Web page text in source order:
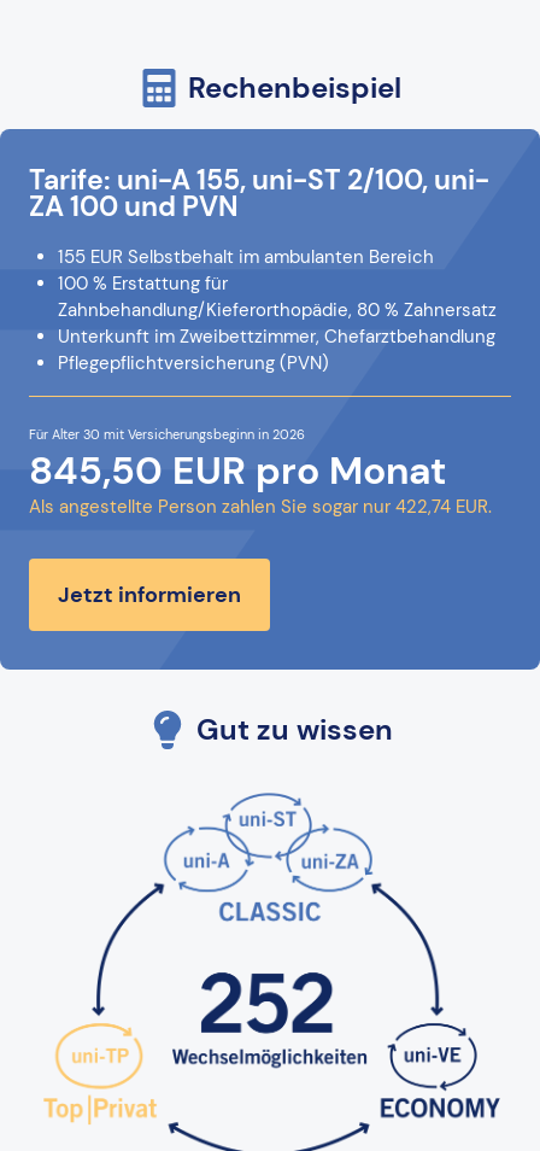
Rechenbeispiel
Tarife: uni-A 155, uni-ST 2/100, uni-
ZA 100 und PVN
155 EUR Selbstbehalt im ambulanten Bereich
100 % Erstattung für
Zahnbehandlung/Kieferorthopädie, 80 % Zahnersatz
Unterkunft im Zweibettzimmer, Chefarztbehandlung
Pflegepflichtversicherung (PVN)
Für Alter 30 mit Versicherungsbeginn in 2026
845,50 EUR pro Monat
Als angestellte Person zahlen Sie sogar nur 422,74 EUR.
Jetzt informieren
Gut zu wissen